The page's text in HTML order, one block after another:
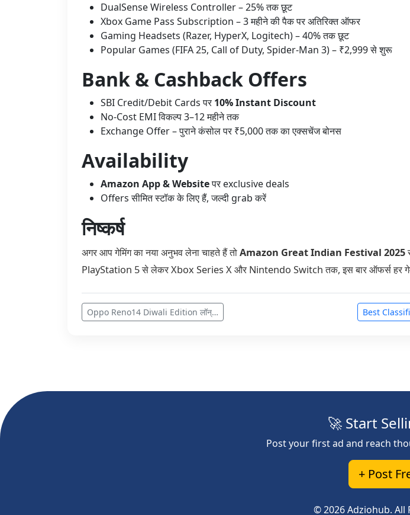
DualSense Wireless Controller – 25% तक छूट
Xbox Game Pass Subscription – 3 महीने की पैक पर अतिरिक्त ऑफर
Gaming Headsets (Razer, HyperX, Logitech) – 40% तक छूट
Popular Games (FIFA 25, Call of Duty, Spider-Man 3) – ₹2,999 से शुरू
Bank & Cashback Offers
SBI Credit/Debit Cards पर 10% Instant Discount
No-Cost EMI विकल्प 3–12 महीने तक
Exchange Offer – पुराने कंसोल पर ₹5,000 तक का एक्सचेंज बोनस
Availability
Amazon App & Websiteपर exclusive deals
Offers सीमित स्टॉक के लिए हैं, जल्दी grab करें
निष्कर्ष
अगर आप गेमिंग का नया अनुभव लेना चाहते हैं तोAmazon Great Indian Festival 2025
PlayStation 5 से लेकर Xbox Series X और Nintendo Switch तक, इस बार ऑफर्स हर
Oppo Reno14 Diwali Edition लॉन्… Best
🚀 Start
Post your first ad and reach
+ Post
© 2026 Adziohub. All